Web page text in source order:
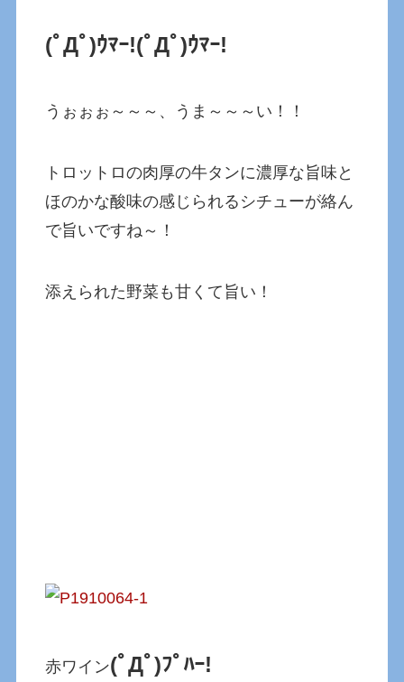
(ﾟДﾟ)ｳﾏｰ!(ﾟДﾟ)ｳﾏｰ!
うぉぉぉ～～～、うま～～～い！！
トロットロの肉厚の牛タンに濃厚な旨味と
ほのかな酸味の感じられるシチューが絡ん
で旨いですね～！
添えられた野菜も甘くて旨い！
赤ワイン(ﾟДﾟ)ﾌﾟﾊｰ!